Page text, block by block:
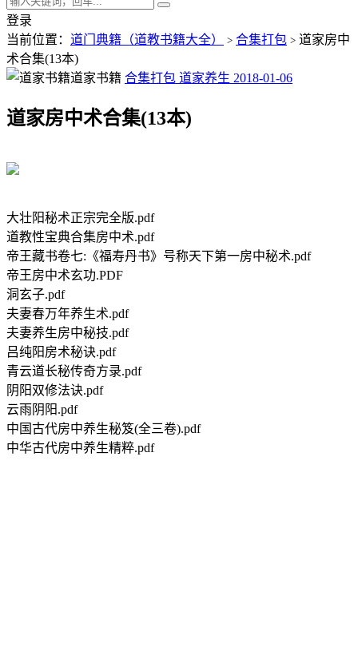
登录
当前位置： 道门典籍（道教书籍大全） > 合集打包 > 道家房中
术合集(13本)
道家书籍 合集打包 道家养生 2018-01-06
道家房中术合集(13本)
大壮阳秘术正宗完全版.pdf
道教性宝典合集房中术.pdf
帝王藏书卷七:《福寿丹书》号称天下第一房中秘术.pdf
帝王房中术玄功.PDF
洞玄子.pdf
夫妻春万年养生术.pdf
夫妻养生房中秘技.pdf
吕纯阳房术秘诀.pdf
青云道长秘传奇方录.pdf
阴阳双修法诀.pdf
云雨阴阳.pdf
中国古代房中养生秘笈(全三卷).pdf
中华古代房中养生精粹.pdf